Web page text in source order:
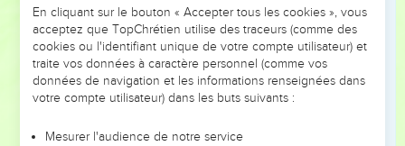
délices de tous les jours, et toujours j'étais en joie en sa
présence.
Je me réjouissais en la partie habitable de sa terre, et mes
plaisirs étaient avec les enfants des hommes.
Heureux l'homme qui écoute la Sagesse
En cliquant sur le bouton « Accepter tous les cookies », vous
acceptez que TopChrétien utilise des traceurs (comme des
cookies ou l'identifiant unique de votre compte utilisateur) et
traite vos données à caractère personnel (comme vos
données de navigation et les informations renseignées dans
votre compte utilisateur) dans les buts suivants :
Mesurer l'audience de notre service